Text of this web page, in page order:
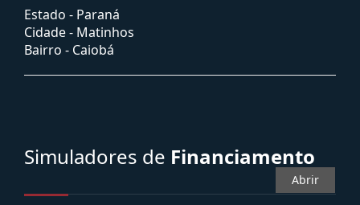
Estado - Paraná
Cidade - Matinhos
Bairro - Caiobá
Simuladores de Financiamento
Abrir